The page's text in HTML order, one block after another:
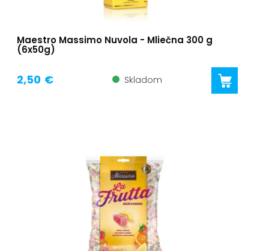
Maestro Massimo Nuvola - Mliečna 300 g
(6x50g)
2,50 € Skladom